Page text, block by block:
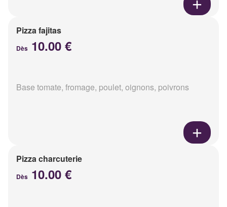
Pizza fajitas
Dès 10.00 €
Base tomate, fromage, poulet, oignons, poivrons
Pizza charcuterie
Dès 10.00 €